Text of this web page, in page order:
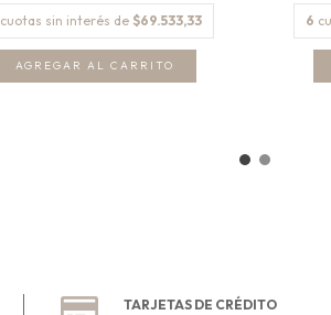
cuotas sin interés de $69.533,33 6
TARJETAS DE CRÉDITO